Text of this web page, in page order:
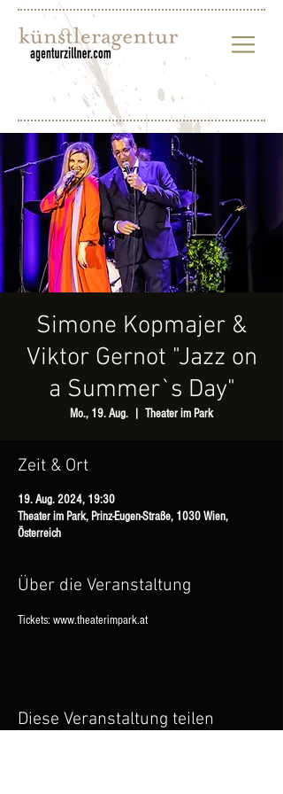
Simone Kopmajer &
Viktor Gernot "Jazz on
a Summer`s Day"
Mo., 19. Aug. Theater im Park
Zeit & Ort
19. Aug. 2024, 19:30
Theater im Park, Prinz-Eugen-Straße, 1030 Wien,
Österreich
Über die Veranstaltung
Tickets: www.theaterimpark.at
Diese Veranstaltung teilen